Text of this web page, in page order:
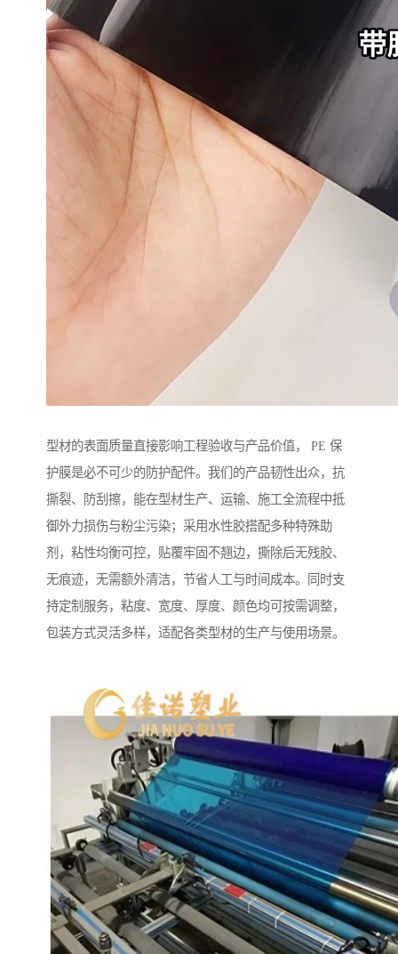
型材的表面质量直接影响工程验收与产品价值， PE 保
护膜是必不可少的防护配件。我们的产品韧性出众，抗
撕裂、防刮擦，能在型材生产、运输、施工全流程中抵
御外力损伤与粉尘污染；采用水性胶搭配多种特殊助
剂，粘性均衡可控，贴覆牢固不翘边，撕除后无残胶、
无痕迹，无需额外清洁，节省人工与时间成本。同时支
持定制服务，粘度、宽度、厚度、颜色均可按需调整，
包装方式灵活多样，适配各类型材的生产与使用场景。